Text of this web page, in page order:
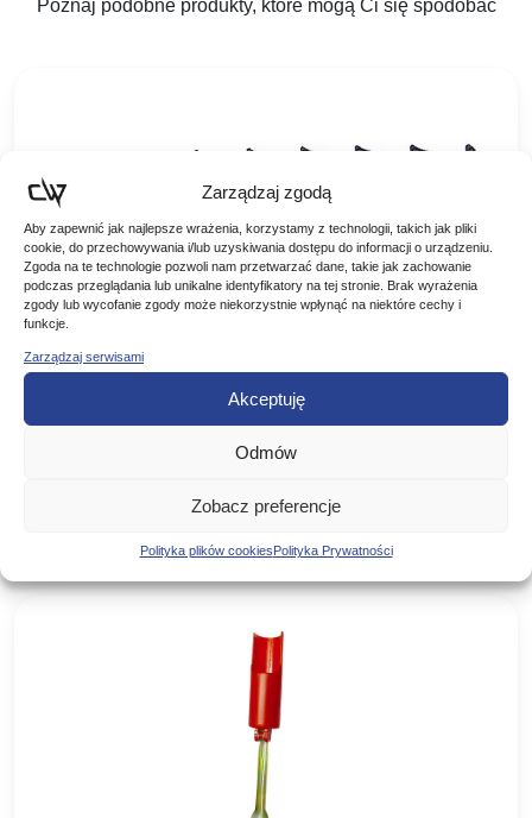
Zarządzaj zgodą
Aby zapewnić jak najlepsze wrażenia, korzystamy z technologii, takich jak pliki
cookie, do przechowywania i/lub uzyskiwania dostępu do informacji o urządzeniu.
Zgoda na te technologie pozwoli nam przetwarzać dane, takie jak zachowanie
podczas przeglądania lub unikalne identyfikatory na tej stronie. Brak wyrażenia
zgody lub wycofanie zgody może niekorzystnie wpłynąć na niektóre cechy i
funkcje.
Zarządzaj serwisami
Akceptuję
Odmów
Zobacz preferencje
Polityka plików cookiesPolityka Prywatności
Poznaj podobne produkty, które mogą Ci się spodobać
MIDDY PODPÓRKA DO FEEDERA AM-1577
umożliwiający regulację kąta nachylenia, który pozwala nam